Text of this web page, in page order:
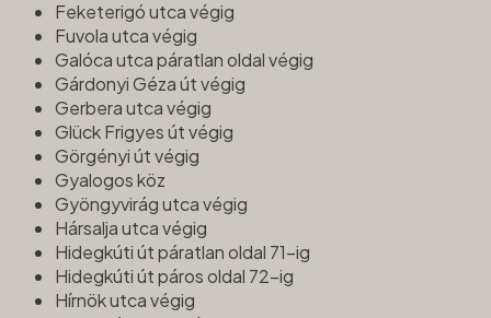
Feketerigó utca végig
Fuvola utca végig
Galóca utca páratlan oldal végig
Gárdonyi Géza út végig
Gerbera utca végig
Glück Frigyes út végig
Görgényi út végig
Gyalogos köz
Gyöngyvirág utca végig
Hársalja utca végig
Hidegkúti út páratlan oldal 71-ig
Hidegkúti út páros oldal 72-ig
Hírnök utca végig